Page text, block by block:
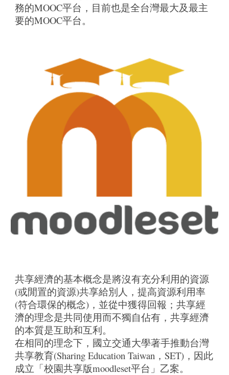
務的MOOC平台，目前也是全台灣最大及最主
要的MOOC平台。
共享經濟的基本概念是將沒有充分利用的資源
(或閒置的資源)共享給別人，提高資源利用率
(符合環保的概念)，並從中獲得回報；共享經
濟的理念是共同使用而不獨自佔有，共享經濟
的本質是互助和互利。
在相同的理念下，國立交通大學著手推動台灣
共享教育(Sharing Education Taiwan，SET)，因此
成立「校園共享版moodleset平台」乙案。